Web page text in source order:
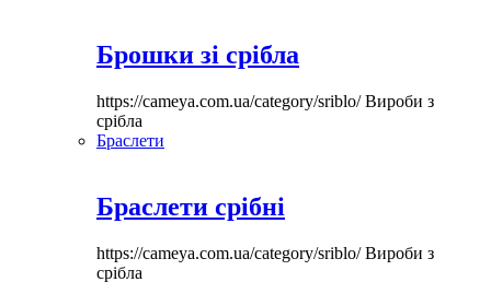
Брошки зі срібла
https://cameya.com.ua/category/sriblo/Вироби з
срібла
Браслети
Браслети срібні
https://cameya.com.ua/category/sriblo/Вироби з
срібла